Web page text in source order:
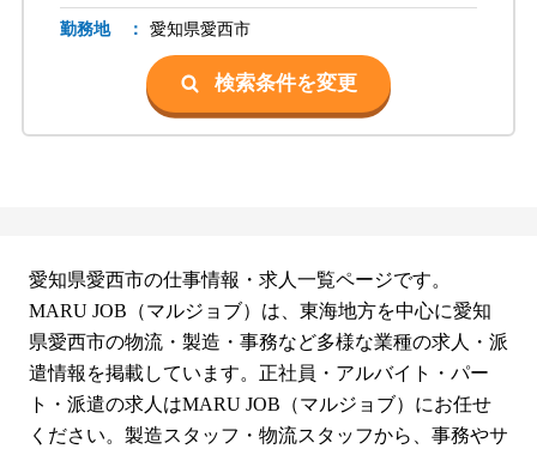
勤務地 ： 愛知県愛西市
検索条件を変更
愛知県愛西市の仕事情報・求人一覧ページです。
MARU JOB（マルジョブ）は、東海地方を中心に愛知
県愛西市の物流・製造・事務など多様な業種の求人・派
遣情報を掲載しています。正社員・アルバイト・パー
ト・派遣の求人はMARU JOB（マルジョブ）にお任せ
ください。製造スタッフ・物流スタッフから、事務やサ